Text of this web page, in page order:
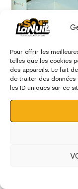
Pour offrir les
telles que les cookies
des appareils. Le fait
de traiter des
les ID uniques sur ce